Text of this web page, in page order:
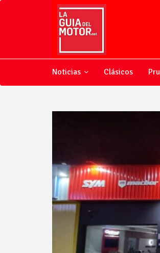
Noticias Clásicos